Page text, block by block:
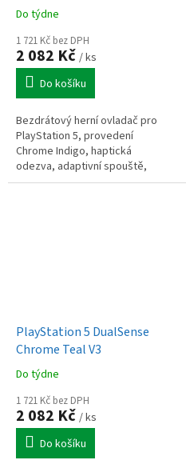
Do týdne
1 721 Kč bez DPH
2 082 Kč / ks
Do košíku
Bezdrátový herní ovladač pro
PlayStation 5, provedení
Chrome Indigo, haptická
odezva, adaptivní spouště,
vestavěný mikrofon a
PlayStation 5 DualSense
Chrome Teal V3
Do týdne
1 721 Kč bez DPH
2 082 Kč / ks
Do košíku